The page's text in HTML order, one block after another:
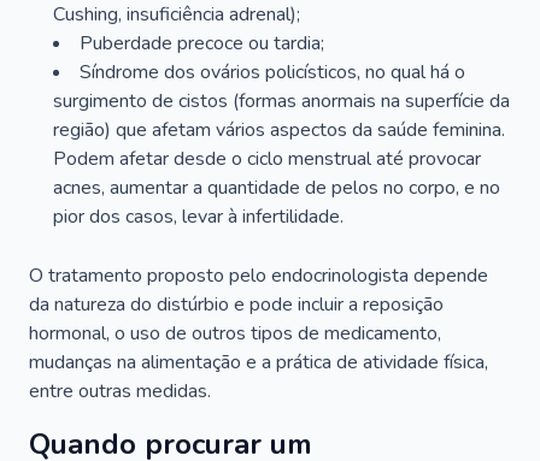
Cushing, insuficiência adrenal);
Puberdade precoce ou tardia;
Síndrome dos ovários policísticos, no qual há o
surgimento de cistos (formas anormais na superfície da
região) que afetam vários aspectos da saúde feminina.
Podem afetar desde o ciclo menstrual até provocar
acnes, aumentar a quantidade de pelos no corpo, e no
pior dos casos, levar à infertilidade.
O tratamento proposto pelo endocrinologista depende
da natureza do distúrbio e pode incluir a reposição
hormonal, o uso de outros tipos de medicamento,
mudanças na alimentação e a prática de atividade física,
entre outras medidas.
Quando procurar um